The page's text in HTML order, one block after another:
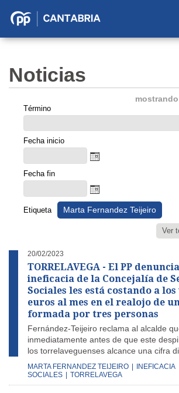
Partido
Cantabria
Noticias
Término
Fecha inicio
Fecha fin
Etiqueta Marta Fernandez Teijeiro
Ver
20/02/2023
TORRELAVEGA - El PP
ineficacia de la Concejalía de
Sociales les está costando a los
euros al mes en el realojo de
formada por tres personas
Fernández-Teijeiro reclama al alcalde
inmediatamente antes de que este
los torrelaveguenses alcance una cifra
MARTA FERNANDEZ TEIJEIRO INEFICACIA
SOCIALES
TORRELAVEGA